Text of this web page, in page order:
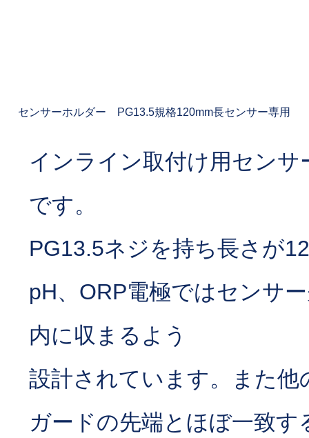
センサーホルダー PG13.5規格120mm長センサー専用
インライン取付け用センサ
です。
PG13.5ネジを持ち長さが
pH、ORP電極ではセンサ
内に収まるよう
設計されています。また他
ガードの先端とほぼ一致す